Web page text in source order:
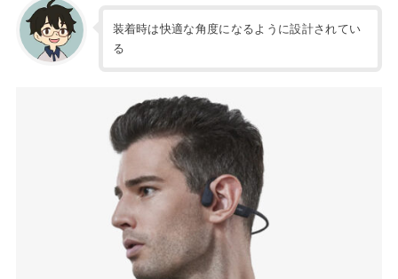
装着時は快適な角度になるように設計されてい
る